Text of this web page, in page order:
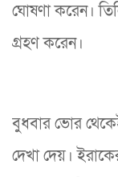
ঘোষণা করেন।
গ্রহণ করেন।
বুধবার ভোর
দেখা দেয়।